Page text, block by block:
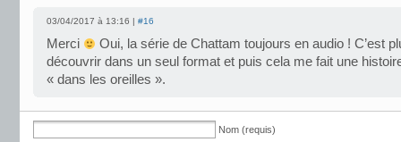
03/04/2017 à 13:16 | #16
Merci
Oui, la série de Chattam toujours en audio ! C’est
découvrir dans un seul format et puis cela me fait une
« dans les oreilles ».
Nom (requis)